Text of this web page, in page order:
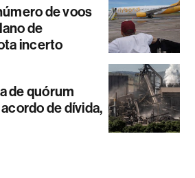
de voos
de
incerto
de quórum
de dívida,